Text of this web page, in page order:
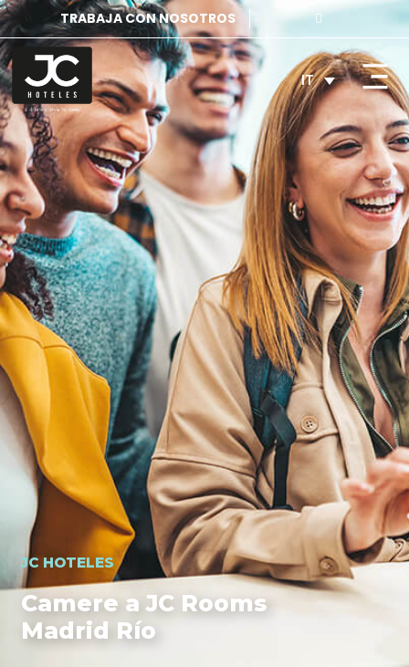
TRABAJA CON NOSOTROS
IT
JC HOTELES
Camere a JC Rooms
Madrid Río